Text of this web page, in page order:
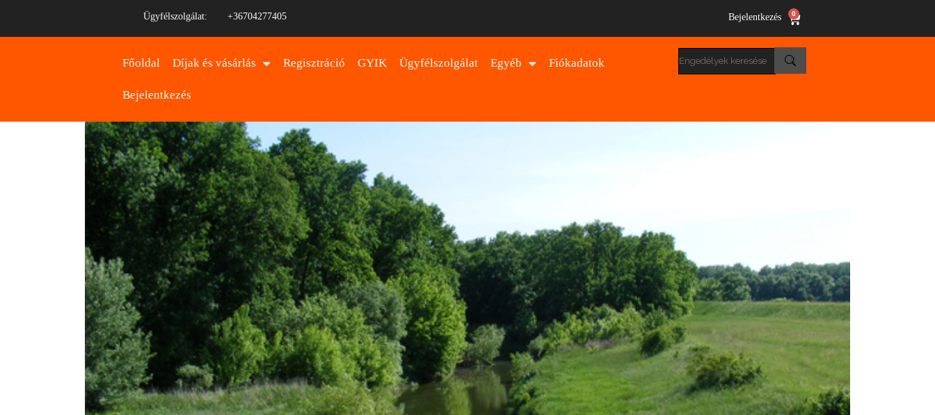
Ügyfélszolgálat: +36704277405 Bejelentkezés 0
Főoldal Díjak és vásárlás Regisztráció GYIK Ügyfélszolgálat Egyéb Fiókadatok
Bejelentkezés